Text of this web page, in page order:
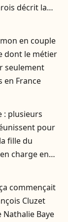
décrit la
en couple
dont le métier
seulement
en France
: plusieurs
pour
fille du
charge en
commençait
Cluzet
Nathalie Baye